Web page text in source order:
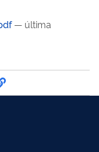
— última
Facebook
por Twitter
porpor
link para Copiar